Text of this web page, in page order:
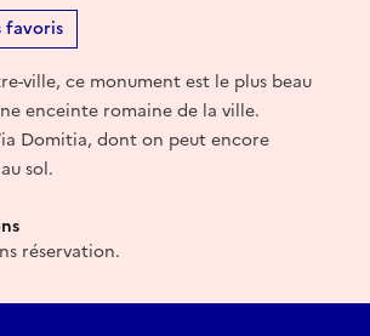
favoris
ville, ce monument est le plus beau
enceinte romaine de la ville.
Domitia, dont on peut encore
sol.
réservation.